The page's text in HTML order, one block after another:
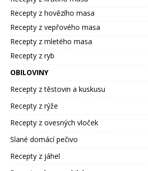
Recepty z hovězího masa
Recepty z vepřového masa
Recepty z mletého masa
Recepty z ryb
OBILOVINY
Recepty z těstovin a kuskusu
Recepty z rýže
Recepty z ovesných vloček
Slané domácí pečivo
Recepty z jáhel